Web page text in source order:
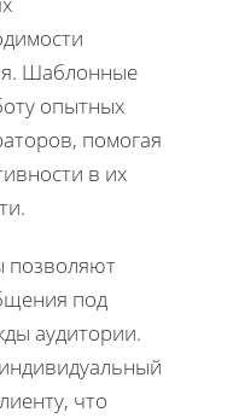
Шаблонные
опытных
помогая
в их
позволяют
под
аудитории.
что